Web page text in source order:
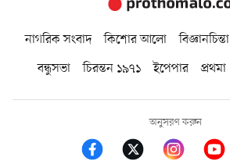
নাগরিক সংবাদ কিশোর আলো বিজ্ঞানচিন্তা
বন্ধুসভা
চিরন্তন ১৯৭১ ইপেপার প্রথমা
অনুসরণ করুন